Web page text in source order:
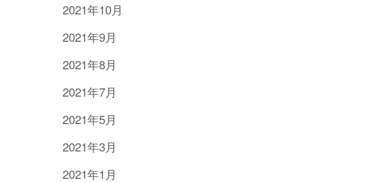
2021年10月
2021年9月
2021年8月
2021年7月
2021年5月
2021年3月
2021年1月